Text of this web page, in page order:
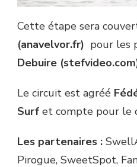
Cette étape sera
(anavelvor.fr) pour les
Debuire
Le circuit est agréé
Surf et compte pour le
Les partenaires :
Pirogue, SweetSpot,